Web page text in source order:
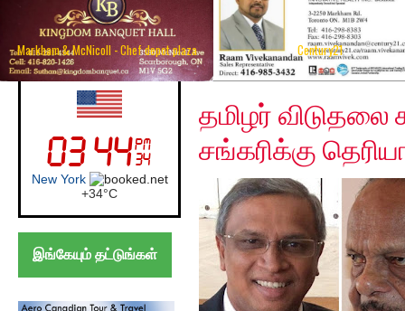
Markham & McNicoll - Chef depot plaza Century21
UK (London)
London
+24°C
இங்கேயும் தட்டுங்கள்
Wednesday,
தமிழர்
சங்கரிக்கு